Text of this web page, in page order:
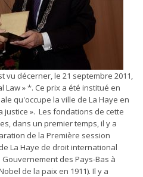
vu décerner, le 21 septembre 2011,
» *. Ce prix a été institué en
qu'occupe la ville de La Haye en
justice ». Les fondations de cette
dans un premier temps, il y a
de la Première session
La Haye de droit international
des Pays-Bas à
de la paix en 1911). Il y a